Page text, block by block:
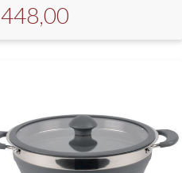
448,00